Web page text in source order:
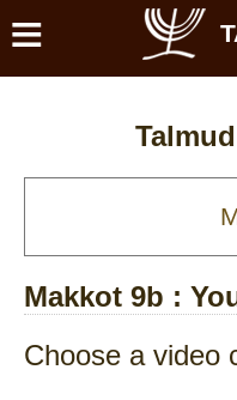
≡
Makkot 9b :
Choose a video